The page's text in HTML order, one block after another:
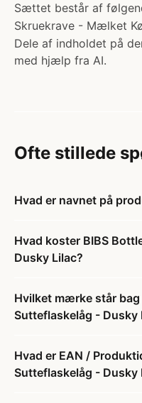
Sættet består af
Skruekrave - Mælket
Dele af indholdet på
med hjælp fra AI.
Ofte stillede
Hvad er navnet på
Hvad koster BIBS
Dusky Lilac?
Hvilket mærke står
Sutteflaskelåg - Dusky
Hvad er EAN /
Sutteflaskelåg - Dusky